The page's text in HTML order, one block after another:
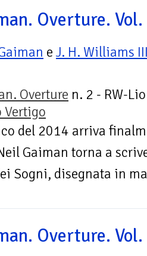
Overture.
e J. H. Williams
Overture n. 2 - RW-
Vertigo
del 2014 arriva
Gaiman torna a
Sogni, disegnata in
Overture.